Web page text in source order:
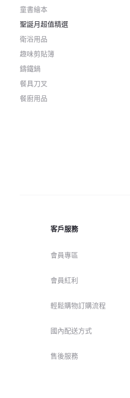
童書繪本
聖誕月超值精選
衛浴用品
趣味剪貼簿
鑄鐵鍋
餐具刀叉
餐廚用品
客戶服務
會員專區
會員紅利
輕鬆購物訂購流程
國內配送方式
售後服務